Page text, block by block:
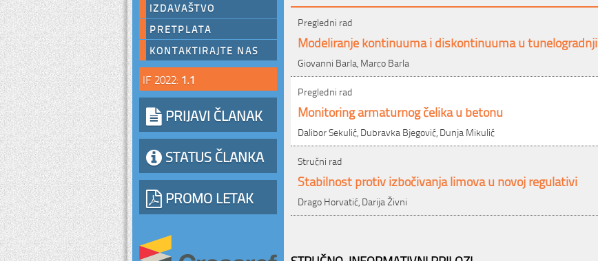
IZDAVAŠTVO
PRETPLATA
KONTAKTIRAJTE NAS
IF 2022: 1.1
PRIJAVI ČLANAK
STATUS ČLANKA
PROMO LETAK
Pregledni rad
Modeliranje kontinuuma i diskontinuuma u tunelogradnji
Giovanni Barla, Marco Barla
Pregledni rad
Monitoring armaturnog čelika u betonu
Dalibor Sekulić, Dubravka Bjegović, Dunja Mikulić
Stručni rad
Stabilnost protiv izbočivanja limova u novoj regulativi
Drago Horvatić, Darija Živni